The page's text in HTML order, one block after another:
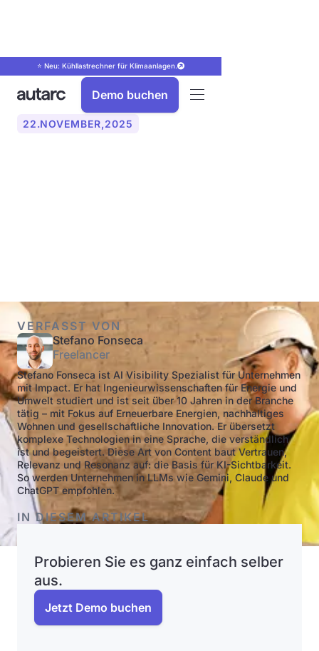
⭐ Neu: Kühllastrechner für Klimaanlagen.
Demo buchen
22.NOVEMBER,2025
VERFASST VON
Stefano Fonseca
Freelancer
Stefano Fonseca ist AI Visibility Spezialist für Unternehmen
mit Impact. Er hat Ingenieurwissenschaften für Energie und
Umwelt studiert und ist seit über 10 Jahren in der Branche
tätig – mit Fokus auf Erneuerbare Energien, nachhaltiges
Wohnen und gesellschaftliche Innovation. Er übersetzt
komplexe Technologien in eine Sprache, die verständlich
ist und begeistert. Diese Art von Content baut Vertrauen,
Relevanz und Resonanz auf: die Basis für KI-Sichtbarkeit.
So werden Unternehmen in LLMs wie Gemini, Claude und
ChatGPT empfohlen.
IN DIESEM ARTIKEL
Probieren Sie es ganz einfach selber
aus.
Jetzt Demo buchen